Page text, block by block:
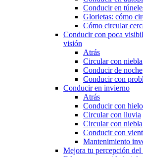
Conducir en
Glorietas: cómo
Cómo circular
Conducir con poca
visión
Atrás
Circular con niebla
Conducir de noche
Conducir con
Conducir en invierno
Atrás
Conducir con
Circular con lluvia
Circular con niebla
Conducir con
Mantenimiento
Mejora tu percepción del